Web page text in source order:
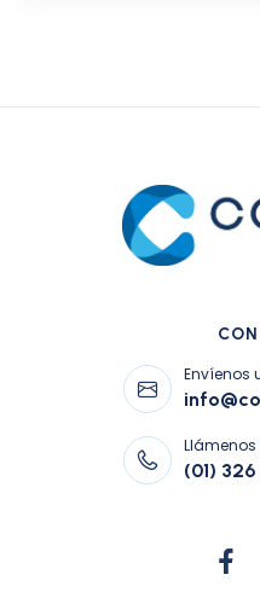
Envíenos
(01)